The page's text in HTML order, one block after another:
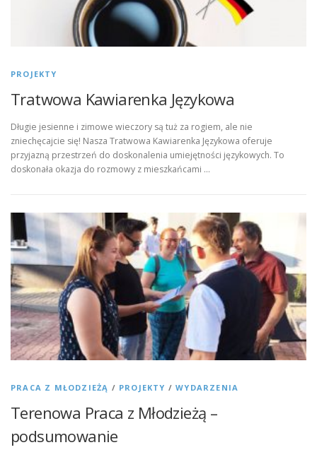
PROJEKTY
Tratwowa Kawiarenka Językowa
Długie jesienne i zimowe wieczory są tuż za rogiem, ale nie
zniechęcajcie się! Nasza Tratwowa Kawiarenka Językowa oferuje
przyjazną przestrzeń do doskonalenia umiejętności językowych. To
doskonała okazja do rozmowy z mieszkańcami …
PRACA Z MŁODZIEŻĄ / PROJEKTY /WYDARZENIA
Terenowa Praca z Młodzieżą –
podsumowanie